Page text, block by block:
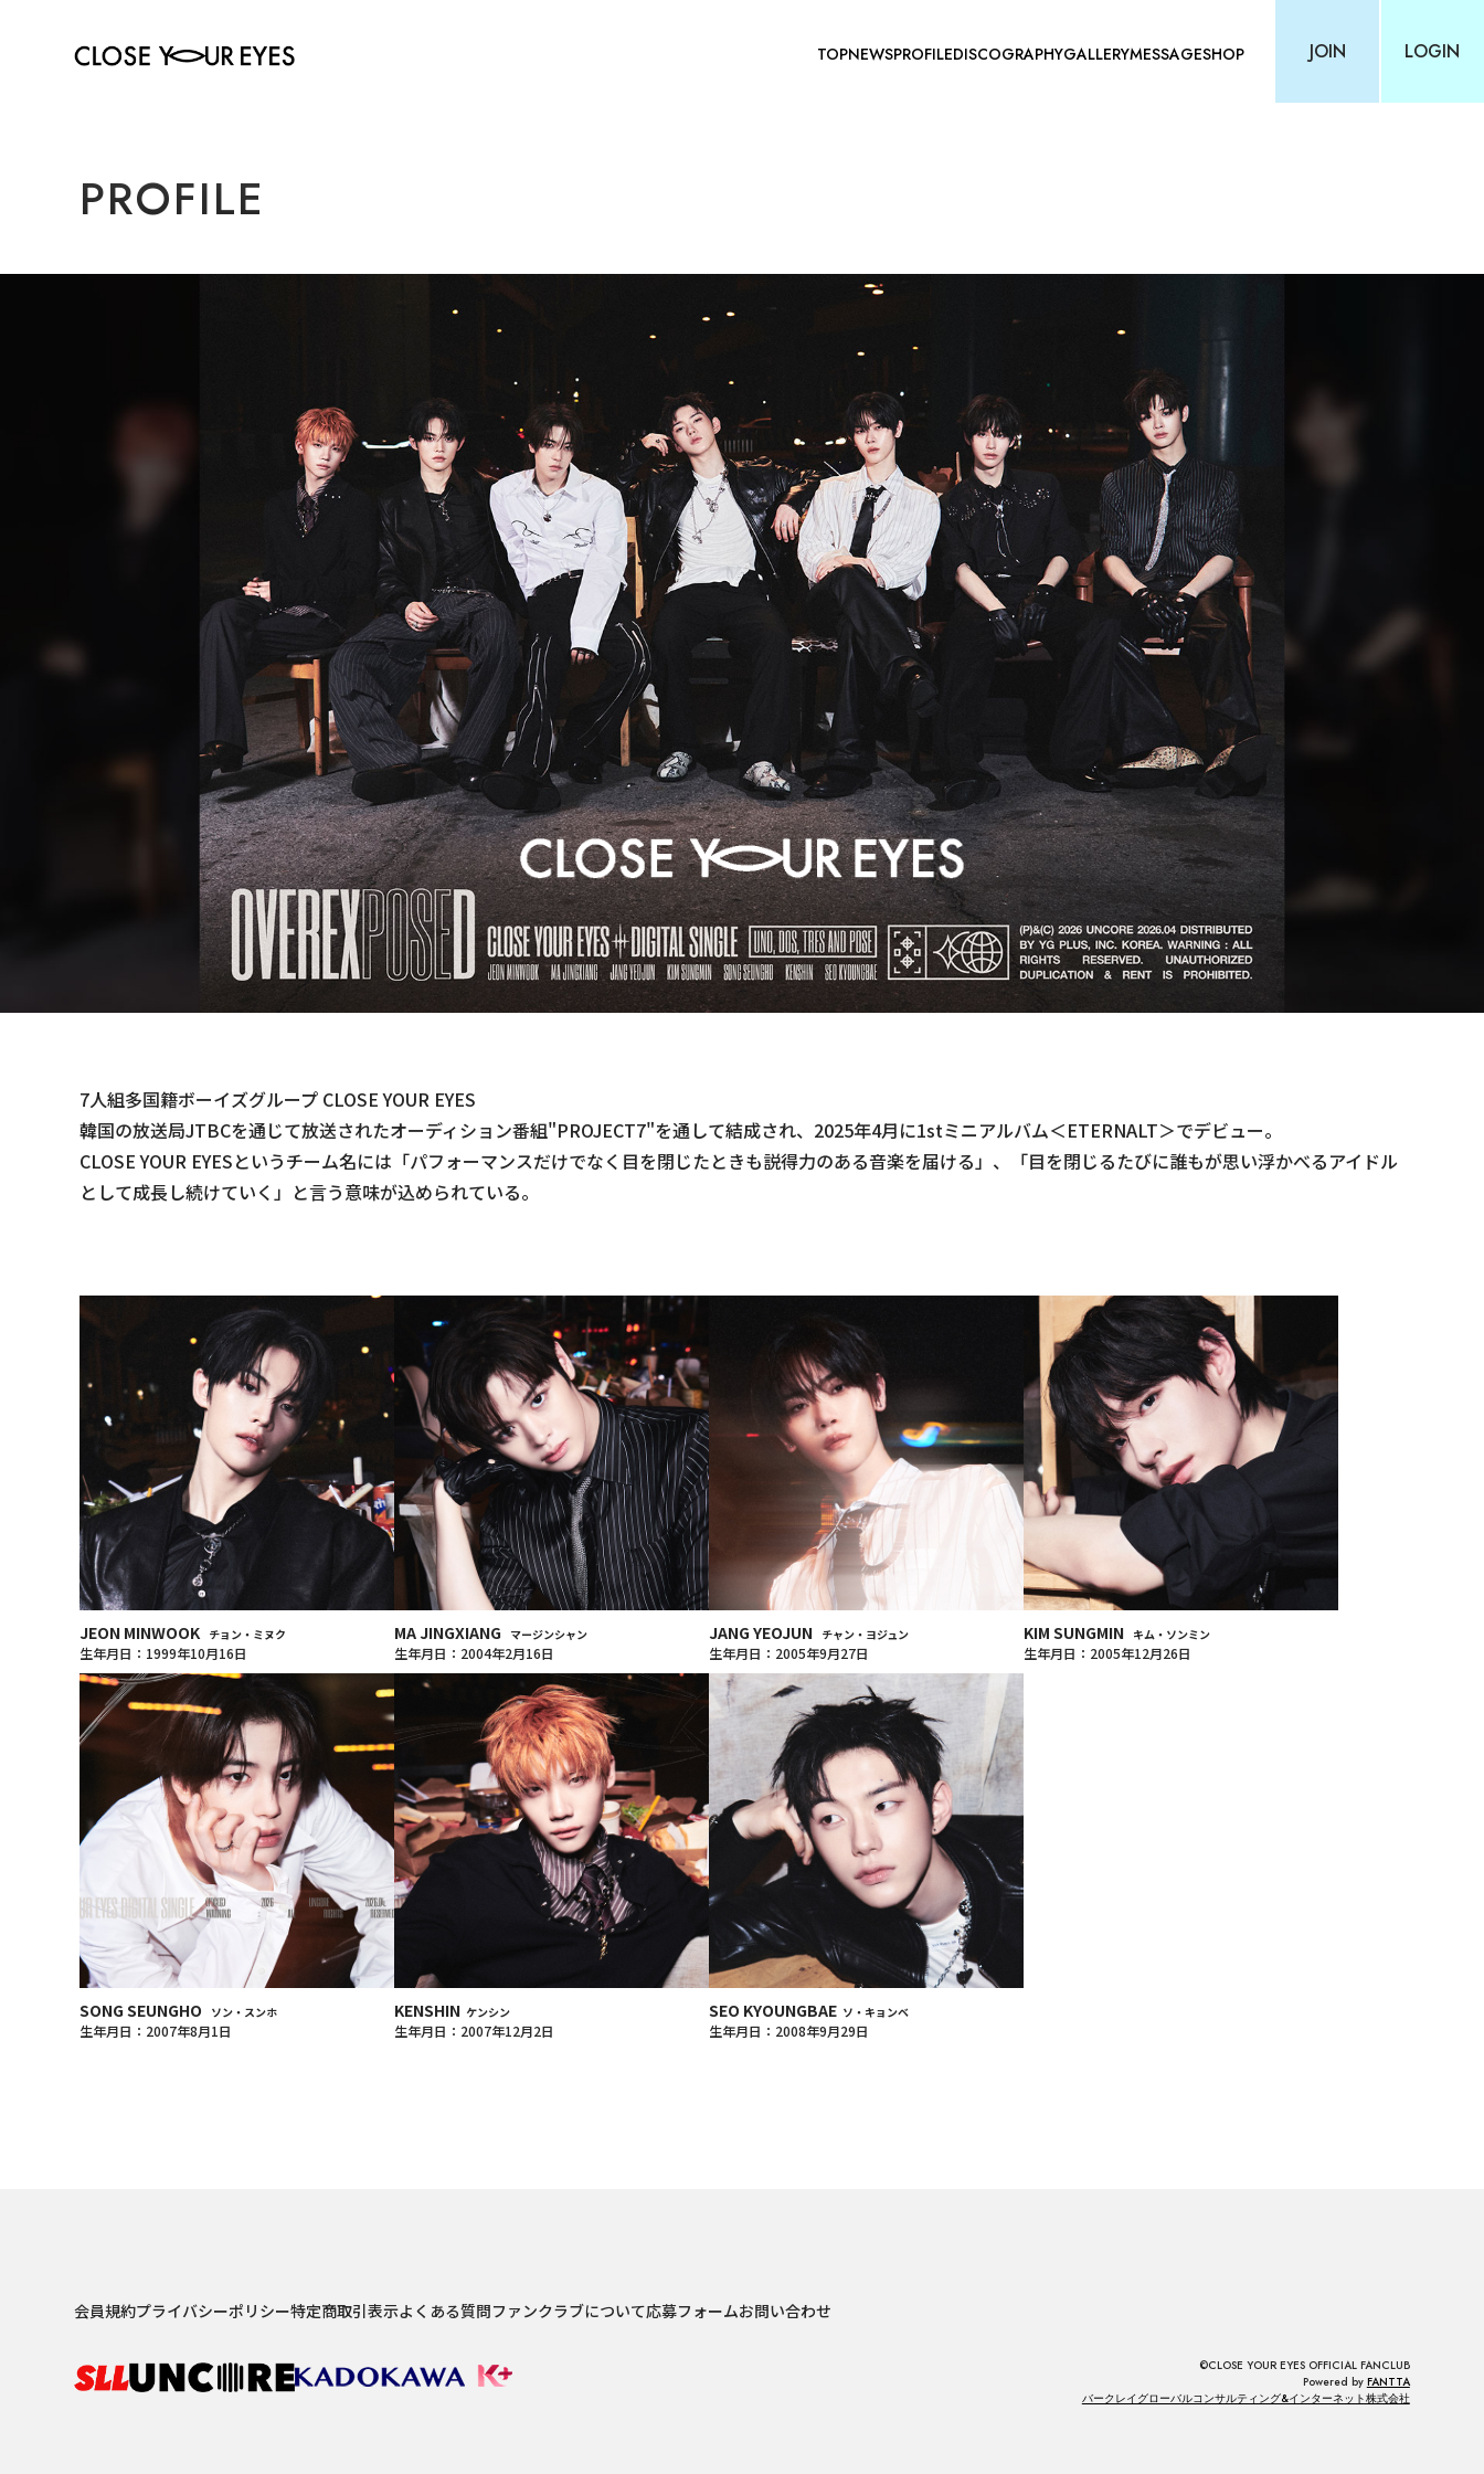
TOPNEWSPROFILEDISCOGRAPHYGALLERYMESSAGESHOP JOIN LOGIN
PROFILE
7人組多国籍ボーイズグループ CLOSE YOUR EYES
韓国の放送局JTBCを通じて放送されたオーディション番組"PROJECT7"を通して結成され、2025年4月に1stミニアルバム＜ETERNALT＞でデビュー。
CLOSE YOUR EYESというチーム名には「パフォーマンスだけでなく目を閉じたときも説得力のある音楽を届ける」、「目を閉じるたびに誰もが思い浮かべるアイドル
として成長し続けていく」と言う意味が込められている。
JEON MINWOOK チョン・ミヌク
生年月日：1999年10月16日
MA JINGXIANG マージンシャン
生年月日：2004年2月16日
JANG YEOJUN チャン・ヨジュン
生年月日：2005年9月27日
KIM SUNGMIN キム・ソンミン
生年月日：2005年12月26日
SONG SEUNGHO ソン・スンホ
生年月日：2007年8月1日
KENSHIN ケンシン
生年月日：2007年12月2日
SEO KYOUNGBAE ソ・キョンベ
生年月日：2008年9月29日
会員規約プライバシーポリシー特定商取引表示よくある質問ファンクラブについて応募フォームお問い合わせ
©CLOSE YOUR EYES OFFICIAL FANCLUB
Powered by FANTTA
バークレイグローバルコンサルティング&インターネット株式会社